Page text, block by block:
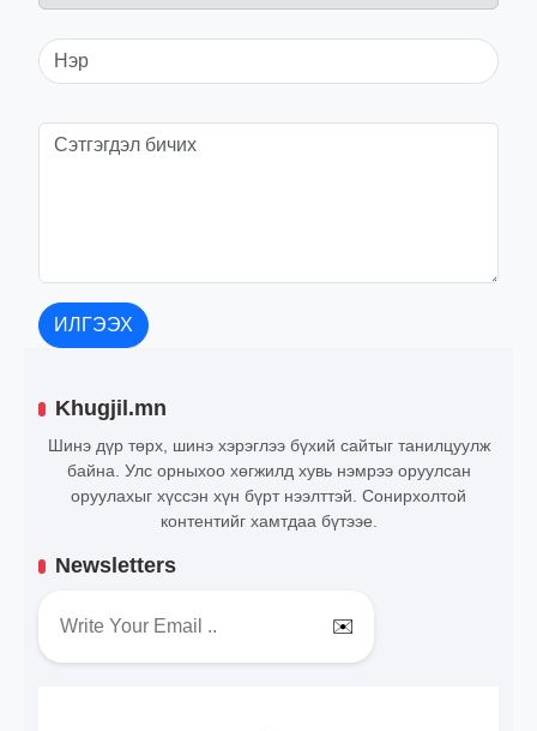
ИЛГЭЭХ
Khugjil.mn
Шинэ дүр төрх, шинэ хэрэглээ бүхий сайтыг танилцуулж
байна. Улс орныхоо хөгжилд хувь нэмрээ оруулсан
оруулахыг хүссэн хүн бүрт нээлттэй. Сонирхолтой
контентийг хамтдаа бүтээе.
Newsletters
✉️